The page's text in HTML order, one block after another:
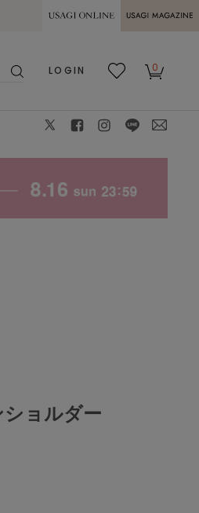
熊本県熊本地方を震源とする地震の影響に
MAGAZINE
LOGIN
0
ョルダー